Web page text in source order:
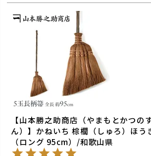
【山本勝之助商店（やまもとかつの
ん）】かねいち 棕櫚（しゅろ）ほう
（ロング 95cm）/和歌山県